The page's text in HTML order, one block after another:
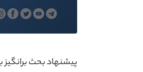
پیشنهاد بحث برانگیز